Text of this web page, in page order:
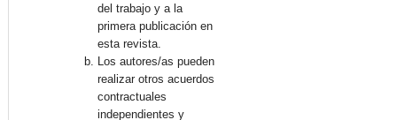
del trabajo y a la
primera publicación en
esta revista.
Los autores/as pueden
realizar otros acuerdos
contractuales
independientes y